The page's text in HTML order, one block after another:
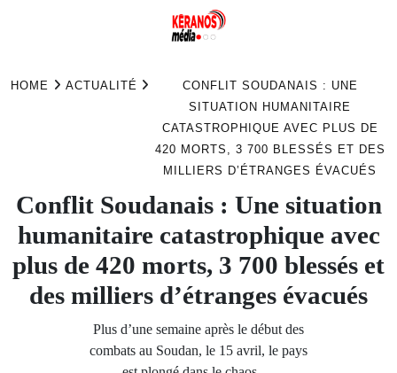
HOME ACTUALITÉ
CONFLIT SOUDANAIS : UNE
SITUATION HUMANITAIRE
CATASTROPHIQUE AVEC PLUS DE
420 MORTS, 3 700 BLESSÉS ET DES
MILLIERS D’ÉTRANGES ÉVACUÉS
Conflit Soudanais : Une situation
humanitaire catastrophique avec
plus de 420 morts, 3 700 blessés et
des milliers d’étranges évacués
Plus d’une semaine après le début des
combats au Soudan, le 15 avril, le pays